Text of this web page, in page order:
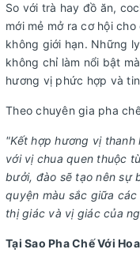
So với trà hay đồ ăn,
mới mẻ mở ra cơ hội
không giới hạn. Những
không chỉ làm nổi bật
hương vị phức hợp và
Theo chuyên gia pha
"Kết hợp hương vị thanh
với vị chua quen thuộc
bưởi, đào sẽ tạo nên sự
quyện màu sắc giữa
thị giác và vị giác của
Tại Sao Pha Chế Với